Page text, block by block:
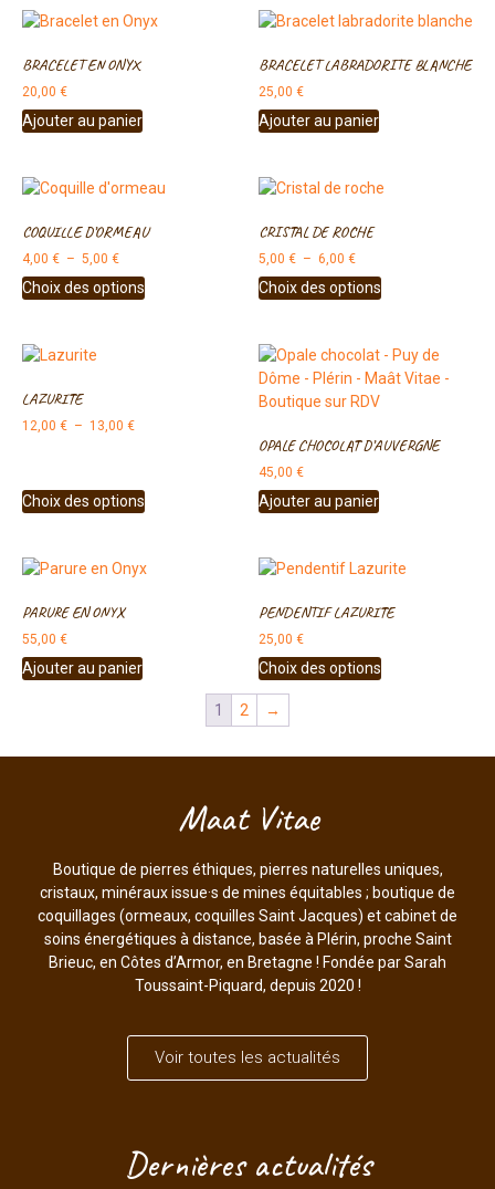
BRACELET EN ONYX
20,00 €
Ajouter au panier
BRACELET LABRADORITE BLANCHE
25,00 €
Ajouter au panier
COQUILLE D’ORMEAU
4,00 € – 5,00 €
Choix des options
CRISTAL DE ROCHE
5,00 € – 6,00 €
Choix des options
LAZURITE
12,00 € – 13,00 €
Choix des options
OPALE CHOCOLAT D’AUVERGNE
45,00 €
Ajouter au panier
PARURE EN ONYX
55,00 €
Ajouter au panier
PENDENTIF LAZURITE
25,00 €
Choix des options
1 2 →
Maat Vitae
Boutique de pierres éthiques, pierres naturelles uniques,
cristaux, minéraux issue·s de mines équitables ; boutique de
coquillages (ormeaux, coquilles Saint Jacques) et cabinet de
soins énergétiques à distance, basée à Plérin, proche Saint
Brieuc, en Côtes d’Armor, en Bretagne ! Fondée par Sarah
Toussaint-Piquard, depuis 2020 !
Voir toutes les actualités
Dernières actualités